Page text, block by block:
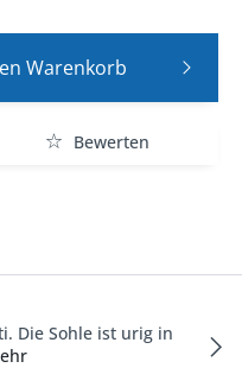
Warenkorb
Bewerten
Die Sohle ist urig in